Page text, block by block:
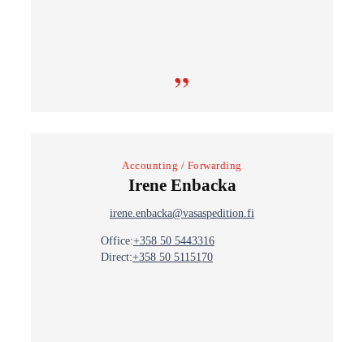
”
Accounting / Forwarding
Irene Enbacka
irene.enbacka@vasaspedition.fi
Office:+358 50 5443316
Direct:+358 50 5115170